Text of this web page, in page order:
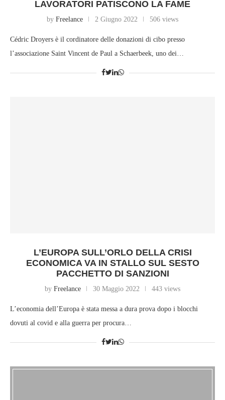
LAVORATORI PATISCONO LA FAME
by Freelance 2 Giugno 2022 506 views
Cédric Droyers è il cordinatore delle donazioni di cibo presso
l’associazione Saint Vincent de Paul a Schaerbeek, uno dei…
L’EUROPA SULL’ORLO DELLA CRISI
ECONOMICA VA IN STALLO SUL SESTO
PACCHETTO DI SANZIONI
by Freelance 30 Maggio 2022 443 views
L’economia dell’Europa è stata messa a dura prova dopo i blocchi
dovuti al covid e alla guerra per procura…